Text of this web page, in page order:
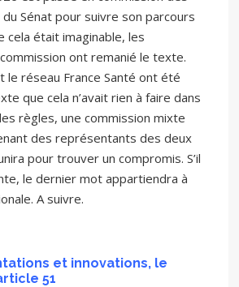
Sénat pour suivre son parcours
cela était imaginable, les
ont remanié le texte.
le réseau France Santé ont été
que cela n’avait rien à faire dans
les règles, une commission mixte
des représentants des deux
pour trouver un compromis. S’il
le dernier mot appartiendra à
A suivre.
et innovations, le
51